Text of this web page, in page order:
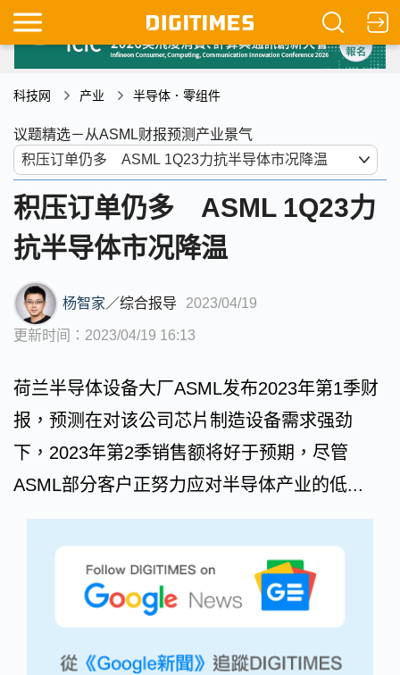
科技网 产业 半导体．零组件
议题精选－从ASML财报预测产业景气
积压订单仍多 ASML 1Q23力
抗半导体市况降温
杨智家／综合报导 2023/04/19
更新时间：2023/04/19 16:13
荷兰半导体设备大厂ASML发布2023年第1季财
报，预测在对该公司芯片制造设备需求强劲
下，2023年第2季销售额将好于预期，尽管
ASML部分客户正努力应对半导体产业的低...